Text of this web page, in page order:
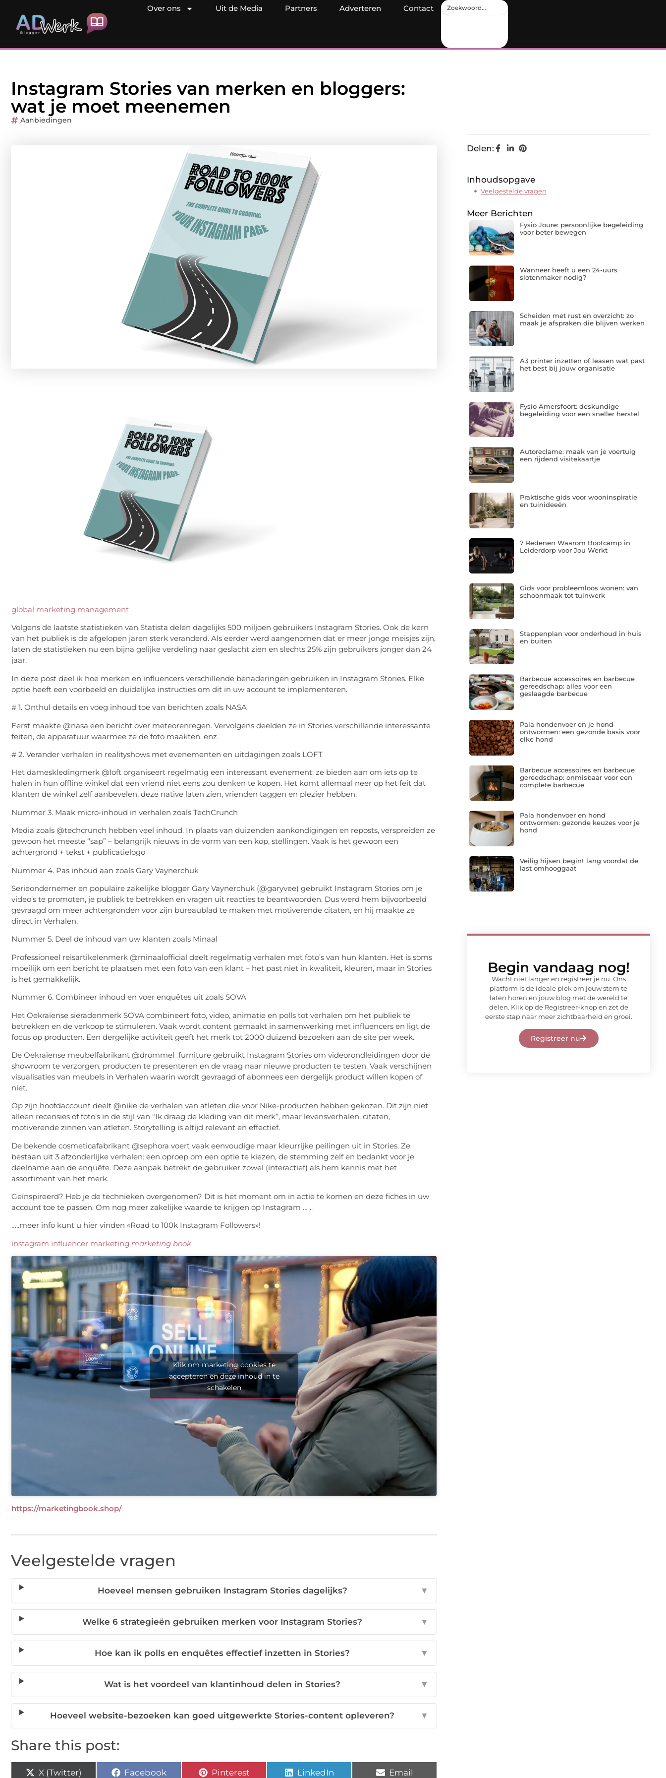
Over ons Uit de Media Partners Adverteren Contact
Instagram Stories van merken en bloggers:
wat je moet meenemen
Aanbiedingen
global marketing management
Volgens de laatste statistieken van Statista delen dagelijks 500 miljoen gebruikers Instagram Stories. Ook de kern
van het publiek is de afgelopen jaren sterk veranderd. Als eerder werd aangenomen dat er meer jonge meisjes zijn,
laten de statistieken nu een bijna gelijke verdeling naar geslacht zien en slechts 25% zijn gebruikers jonger dan 24
jaar.
In deze post deel ik hoe merken en influencers verschillende benaderingen gebruiken in Instagram Stories. Elke
optie heeft een voorbeeld en duidelijke instructies om dit in uw account te implementeren.
# 1. Onthul details en voeg inhoud toe van berichten zoals NASA
Eerst maakte @nasa een bericht over meteorenregen. Vervolgens deelden ze in Stories verschillende interessante
feiten, de apparatuur waarmee ze de foto maakten, enz.
# 2. Verander verhalen in realityshows met evenementen en uitdagingen zoals LOFT
Het dameskledingmerk @loft organiseert regelmatig een interessant evenement: ze bieden aan om iets op te
halen in hun offline winkel dat een vriend niet eens zou denken te kopen. Het komt allemaal neer op het feit dat
klanten de winkel zelf aanbevelen, deze native laten zien, vrienden taggen en plezier hebben.
Nummer 3. Maak micro-inhoud in verhalen zoals TechCrunch
Media zoals @techcrunch hebben veel inhoud. In plaats van duizenden aankondigingen en reposts, verspreiden ze
gewoon het meeste “sap” – belangrijk nieuws in de vorm van een kop, stellingen. Vaak is het gewoon een
achtergrond + tekst + publicatielogo
Nummer 4. Pas inhoud aan zoals Gary Vaynerchuk
Serieondernemer en populaire zakelijke blogger Gary Vaynerchuk (@garyvee) gebruikt Instagram Stories om je
video’s te promoten, je publiek te betrekken en vragen uit reacties te beantwoorden. Dus werd hem bijvoorbeeld
gevraagd om meer achtergronden voor zijn bureaublad te maken met motiverende citaten, en hij maakte ze
direct in Verhalen.
Nummer 5. Deel de inhoud van uw klanten zoals Minaal
Professioneel reisartikelenmerk @minaalofficial deelt regelmatig verhalen met foto’s van hun klanten. Het is soms
moeilijk om een ​​bericht te plaatsen met een foto van een klant – het past niet in kwaliteit, kleuren, maar in Stories
is het gemakkelijk.
Nummer 6. Combineer inhoud en voer enquêtes uit zoals SOVA
Het Oekraïense sieradenmerk SOVA combineert foto, video, animatie en polls tot verhalen om het publiek te
betrekken en de verkoop te stimuleren. Vaak wordt content gemaakt in samenwerking met influencers en ligt de
focus op producten. Een dergelijke activiteit geeft het merk tot 2000 duizend bezoeken aan de site per week.
De Oekraïense meubelfabrikant @drommel_furniture gebruikt Instagram Stories om videorondleidingen door de
showroom te verzorgen, producten te presenteren en de vraag naar nieuwe producten te testen. Vaak verschijnen
visualisaties van meubels in Verhalen waarin wordt gevraagd of abonnees een dergelijk product willen kopen of
niet.
Op zijn hoofdaccount deelt @nike de verhalen van atleten die voor Nike-producten hebben gekozen. Dit zijn niet
alleen recensies of foto’s in de stijl van “Ik draag de kleding van dit merk”, maar levensverhalen, citaten,
motiverende zinnen van atleten. Storytelling is altijd relevant en effectief.
De bekende cosmeticafabrikant @sephora voert vaak eenvoudige maar kleurrijke peilingen uit in Stories. Ze
bestaan ​​uit 3 afzonderlijke verhalen: een oproep om een ​​optie te kiezen, de stemming zelf en bedankt voor je
deelname aan de enquête. Deze aanpak betrekt de gebruiker zowel (interactief) als hem kennis met het
assortiment van het merk.
Geïnspireerd? Heb je de technieken overgenomen? Dit is het moment om in actie te komen en deze fiches in uw
account toe te passen. Om nog meer zakelijke waarde te krijgen op Instagram … ..
…..meer info kunt u hier vinden «Road to 100k Instagram Followers»!
instagram influencer marketing marketing book
Klik om marketing cookies te
accepteren en deze inhoud in te
schakelen
https://marketingbook.shop/
Veelgestelde vragen
Hoeveel mensen gebruiken Instagram Stories dagelijks? ▼
Welke 6 strategieën gebruiken merken voor Instagram Stories? ▼
Hoe kan ik polls en enquêtes effectief inzetten in Stories? ▼
Wat is het voordeel van klantinhoud delen in Stories? ▼
Hoeveel website-bezoeken kan goed uitgewerkte Stories-content opleveren? ▼
Share this post:
X (Twitter) Facebook Pinterest LinkedIn Email
Delen:
Inhoudsopgave
Veelgestelde vragen
Meer Berichten
Fysio Joure: persoonlijke begeleiding
voor beter bewegen
Wanneer heeft u een 24-uurs
slotenmaker nodig?
Scheiden met rust en overzicht: zo
maak je afspraken die blijven werken
A3 printer inzetten of leasen wat past
het best bij jouw organisatie
Fysio Amersfoort: deskundige
begeleiding voor een sneller herstel
Autoreclame: maak van je voertuig
een rijdend visitekaartje
Praktische gids voor wooninspiratie
en tuinideeën
7 Redenen Waarom Bootcamp in
Leiderdorp voor Jou Werkt
Gids voor probleemloos wonen: van
schoonmaak tot tuinwerk
Stappenplan voor onderhoud in huis
en buiten
Barbecue accessoires en barbecue
gereedschap: alles voor een
geslaagde barbecue
Pala hondenvoer en je hond
ontwormen: een gezonde basis voor
elke hond
Barbecue accessoires en barbecue
gereedschap: onmisbaar voor een
complete barbecue
Pala hondenvoer en hond
ontwormen: gezonde keuzes voor je
hond
Veilig hijsen begint lang voordat de
last omhooggaat
Begin vandaag nog!
Wacht niet langer en registreer je nu. Ons
platform is de ideale plek om jouw stem te
laten horen en jouw blog met de wereld te
delen. Klik op de Registreer-knop en zet de
eerste stap naar meer zichtbaarheid en groei.
Registreer nu